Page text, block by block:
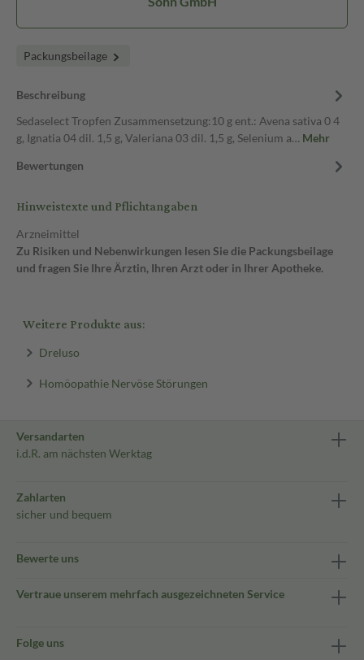
Packungsbeilage
Beschreibung
Sedaselect Tropfen Zusammensetzung:10 g ent.: Avena sativa 0 4
g, Ignatia 04 dil. 1,5 g, Valeriana 03 dil. 1,5 g, Selenium a… Mehr
Bewertungen
Hinweistexte und Pflichtangaben
Arzneimittel
Zu Risiken und Nebenwirkungen lesen Sie die Packungsbeilage
und fragen Sie Ihre Ärztin, Ihren Arzt oder in Ihrer Apotheke.
Weitere Produkte aus:
Dreluso
Homöopathie Nervöse Störungen
Versandarten
i.d.R. am nächsten Werktag
Zahlarten
sicher und bequem
Bewerte uns
Vertraue unserem mehrfach ausgezeichneten Service
Folge uns